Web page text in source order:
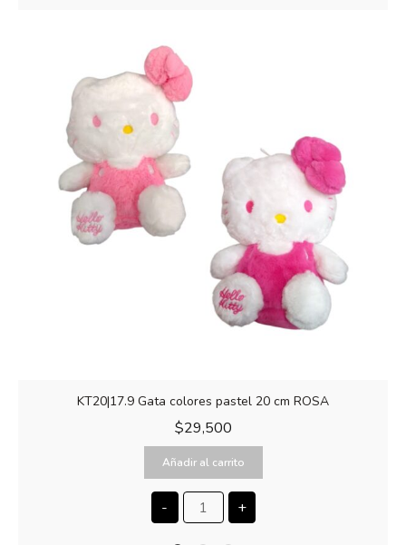
KT20|17.9 Gata colores pastel 20 cm ROSA
$29,500
Añadir al carrito
- +